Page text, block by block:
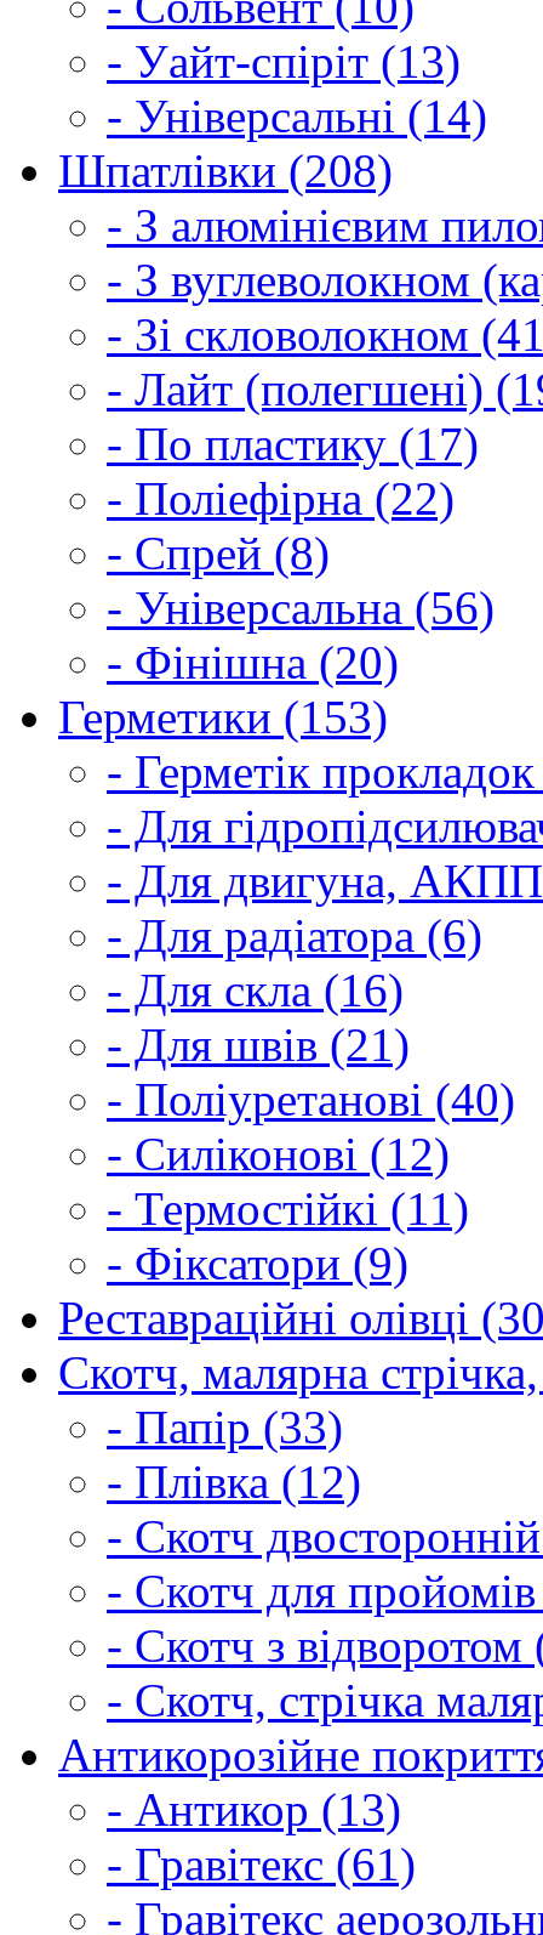
- Уайт-спіріт (13)
- Універсальні (14)
Шпатлівки (208)
- З алюмінієвим
- З вуглеволокном
- Зі скловолокном
- Лайт (полегшені)
- По пластику (17)
- Поліефірна (22)
- Спрей (8)
- Універсальна (56)
- Фінішна (20)
Герметики (153)
- Герметік
- Для
- Для двигуна,
- Для радіатора (6)
- Для скла (16)
- Для швів (21)
- Поліуретанові (40)
- Силіконові (12)
- Термостійкі (11)
- Фіксатори (9)
Реставраційні олівці
Скотч, малярна
- Папір (33)
- Плівка (12)
- Скотч
- Скотч для
- Скотч з відворотом
- Скотч, стрічка
Антикорозійне
- Антикор (13)
- Гравітекс (61)
- Гравітекс